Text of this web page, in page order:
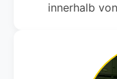
innerhalb